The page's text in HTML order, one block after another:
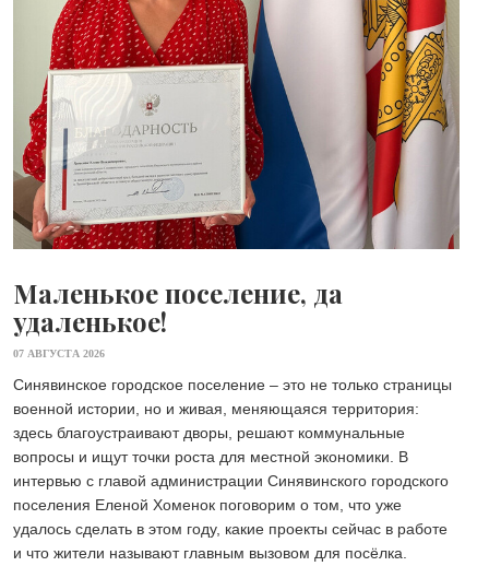
Маленькое поселение, да
удаленькое!
07 АВГУСТА 2026
Синявинское городское поселение – это не только страницы
военной истории, но и живая, меняющаяся территория:
здесь благоустраивают дворы, решают коммунальные
вопросы и ищут точки роста для местной экономики. В
интервью с главой администрации Синявинского городского
поселения Еленой Хоменок поговорим о том, что уже
удалось сделать в этом году, какие проекты сейчас в работе
и что жители называют главным вызовом для посёлка.